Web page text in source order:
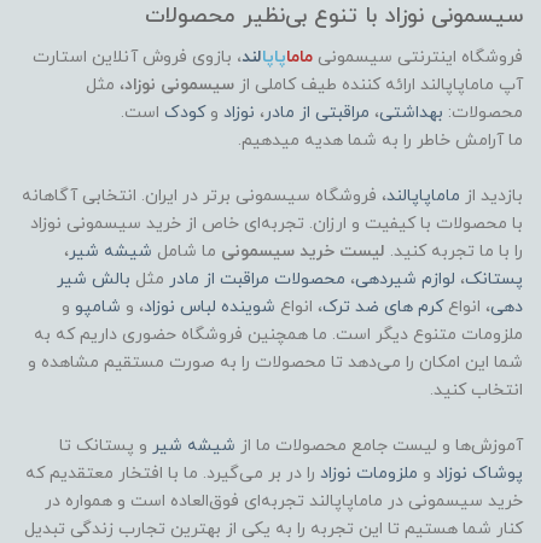
سیسمونی نوزاد با تنوع بی‌نظیر محصولات
فروشگاه اینترنتی سیسمونی ماماپاپالند، بازوی فروش آنلاین استارت
آپ ماماپاپالند ارائه کننده طیف کاملی از سیسمونی نوزاد، مثل
محصولات: بهداشتی، مراقبتی از مادر، نوزاد وکودک است.
ما آرامش خاطر را به شما هدیه میدهیم.
بازدید از ماماپاپالند، فروشگاه سیسمونی برتر در ایران. انتخابی آگاهانه
با محصولات با کیفیت و ارزان. تجربه‌ای خاص از خرید سیسمونی نوزاد
را با ما تجربه کنید. لیست خرید سیسمونی ما شامل شیشه شیر،
پستانک، لوازم شیردهی، محصولات مراقبت از مادر مثل بالش شیر
دهی، انواعکرم های ضد ترک، انواع شوینده لباس نوزاد، و شامپو و
ملزومات متنوع دیگر است. ما همچنین فروشگاه حضوری داریم که به
شما این امکان را می‌دهد تا محصولات را به صورت مستقیم مشاهده و
انتخاب کنید.
آموزش‌ها و لیست جامع محصولات ما از شیشه شیر و پستانک تا
پوشاک نوزاد و ملزومات نوزاد را در بر می‌گیرد. ما با افتخار معتقدیم که
خرید سیسمونی در ماماپاپالند تجربه‌ای فوق‌العاده است و همواره در
کنار شما هستیم تا این تجربه را به یکی از بهترین تجارب زندگی تبدیل